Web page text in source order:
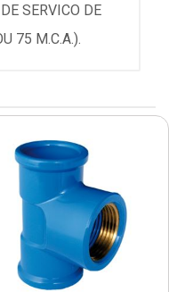
SERVICO DE
75 M.C.A.).